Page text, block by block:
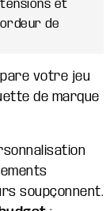
et
de
votre jeu
de marque
soupçonnent.